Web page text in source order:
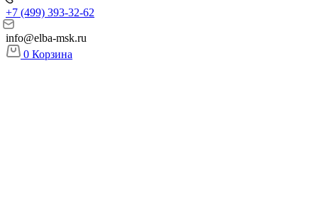
+7 (499) 393-32-62
info@elba-msk.ru
0 Корзина